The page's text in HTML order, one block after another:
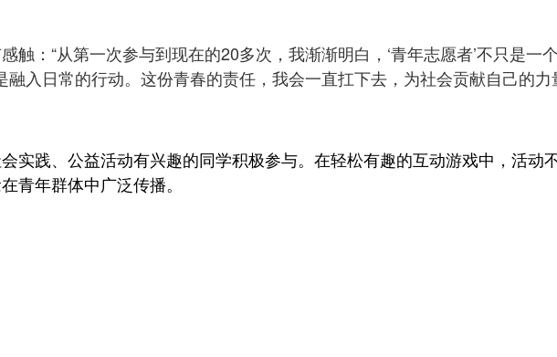
：“从第一次参与到现在的20多次，我渐渐明白，‘青年志愿者’不只是一
入日常的行动。这份青春的责任，我会一直扛下去，为社会贡献自己的力
实践、公益活动有兴趣的同学积极参与。在轻松有趣的互动游戏中，活动
青年群体中广泛传播。